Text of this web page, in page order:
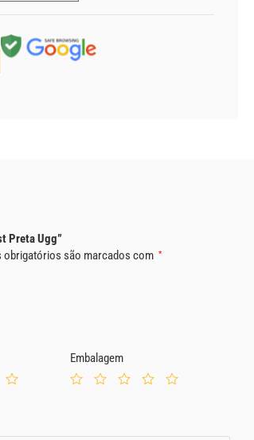
Preta Ugg”
obrigatórios são marcados com *
Embalagem